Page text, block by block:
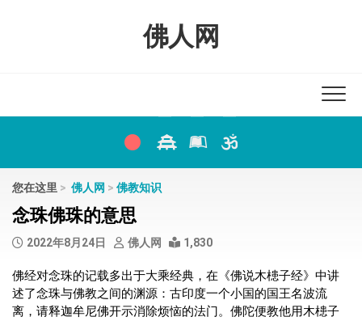
佛人网
您在这里 > 佛人网 > 佛教知识
念珠佛珠的意思
2022年8月24日 佛人网 1,830
佛经对念珠的记载多出于大乘经典，在《佛说木槵子经》中讲
述了念珠与佛教之间的渊源：古印度一个小国的国王名波流
离，请释迦牟尼佛开示消除烦恼的法门。佛陀便教他用木槵子